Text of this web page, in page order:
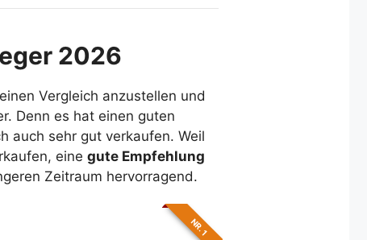
2026
Vergleich anzustellen und
Denn es hat einen guten
auch sehr gut verkaufen. Weil
eine gute Empfehlung
Zeitraum hervorragend.
NR. 1